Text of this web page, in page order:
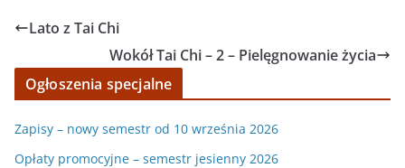
Lato z Tai Chi
Wokół Tai Chi – 2 – Pielęgnowanie życia
Ogłoszenia specjalne
Zapisy – nowy semestr od 10 września 2026
Opłaty promocyjne – semestr jesienny 2026